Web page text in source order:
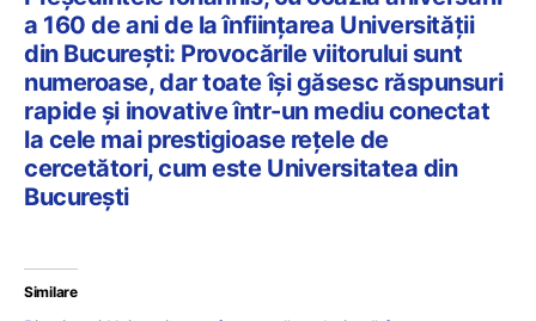
a 160 de ani de la înfiinţarea Universităţii
din Bucureşti: Provocările viitorului sunt
numeroase, dar toate îşi găsesc răspunsuri
rapide şi inovative într-un mediu conectat
la cele mai prestigioase reţele de
cercetători, cum este Universitatea din
Bucureşti
Similare